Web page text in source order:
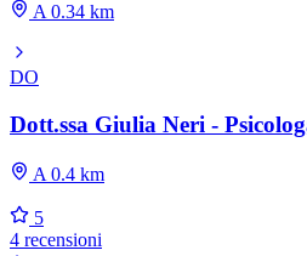
A 0.34 km
DO
Dott.ssa Giulia Neri -
A 0.4 km
5
4 recensioni